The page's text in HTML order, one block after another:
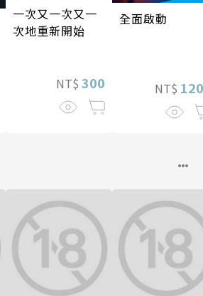
一次又一次又一
次地重新開始
NT$ 300
全面啟動
NT$